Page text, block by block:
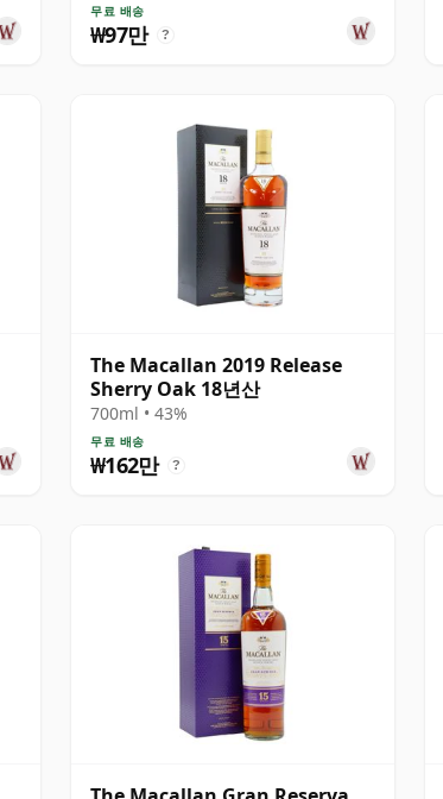
무료 배송
₩97만 ?
The Macallan 2019 Release
Sherry Oak 18년산
700ml • 43%
무료 배송
₩162만 ?